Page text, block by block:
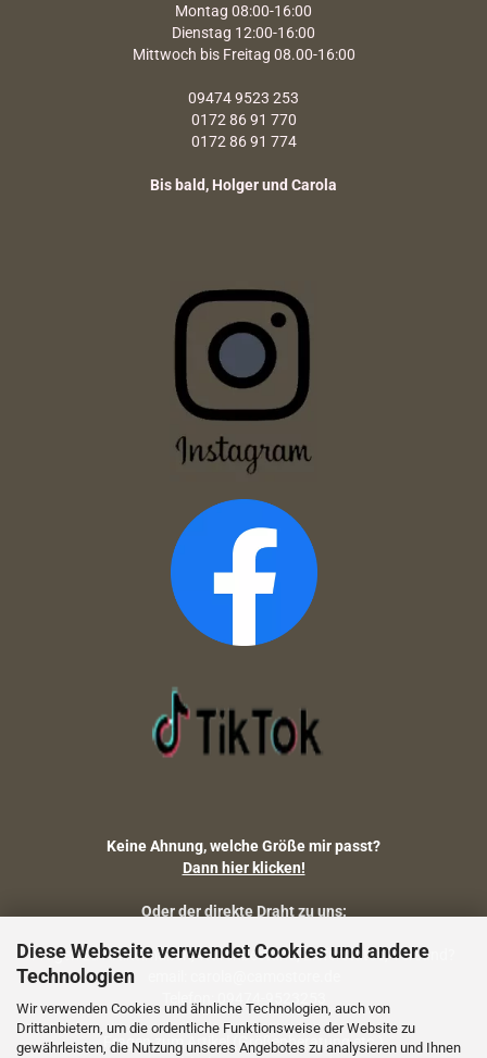
Diese Webseite verwendet Cookies und andere
Technologien
Wir verwenden Cookies und ähnliche Technologien, auch von
Drittanbietern, um die ordentliche Funktionsweise der Website zu
gewährleisten, die Nutzung unseres Angebotes zu analysieren und Ihnen
Montag 08:00-16:00
Dienstag 12:00-16:00
Mittwoch bis Freitag 08.00-16:00
09474 9523 253
0172 86 91 770
0172 86 91 774
Bis bald, Holger und Carola
Keine Ahnung, welche Größe mir passt?
Dann hier klicken!
Oder der direkte Draht zu uns:
Fragen zu Artikelmaßen, Warenbestand, Lieferstatus, Versand?
Telefon: 09474-9523253
Fragen zum Artikel (Größenberatung etc.)